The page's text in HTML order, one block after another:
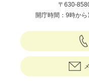
〒630-
開庁時間：9時から